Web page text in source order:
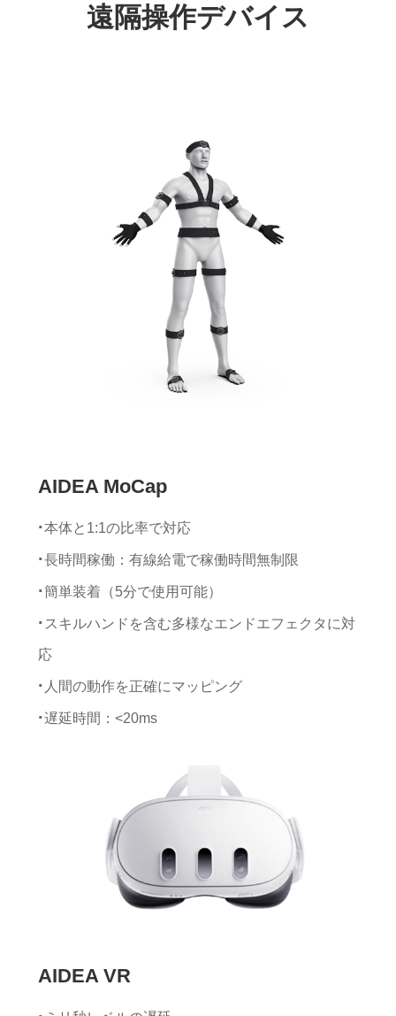
遠隔操作デバイス
AIDEA MoCap
本体と1:1の比率で対応
長時間稼働：有線給電で稼働時間無制限
簡単装着（5分で使用可能）
スキルハンドを含む多様なエンドエフェクタに対
応
人間の動作を正確にマッピング
遅延時間：<20ms
センササイズ：25*47*10 mm
センサ重量：4.1 g
ジャイロスコープレンジ：±2000 dps
加速度レンジ：±8 g
最小分解能：0.02°
データ計算フレームレート：400 Hz
AIDEA VR